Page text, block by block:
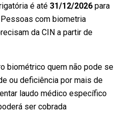
é até 31/12/2026 para
com biometria
da CIN a partir de
biométrico quem não pode se
ou deficiência por mais de
laudo médico específico
ser cobrada